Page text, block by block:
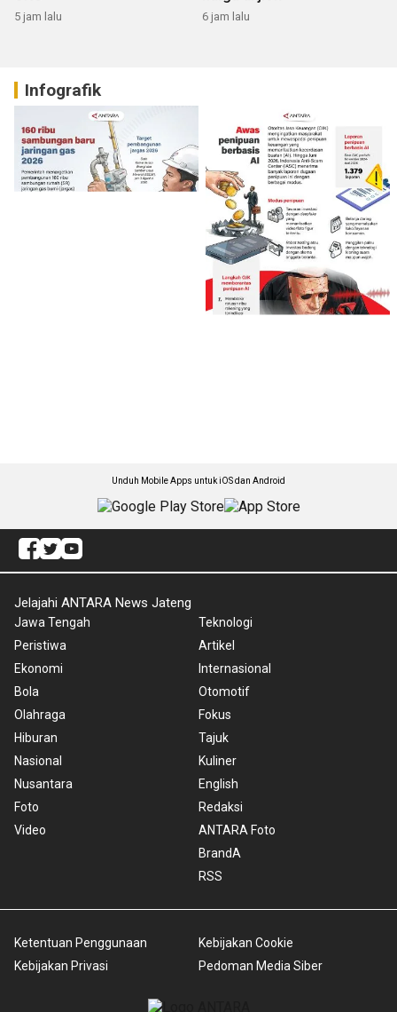
5 jam lalu 6 jam lalu
Infografik
Unduh Mobile Apps untuk iOS dan Android
Jelajahi ANTARA News Jateng
Jawa Tengah
Peristiwa
Ekonomi
Bola
Olahraga
Hiburan
Nasional
Nusantara
Foto
Video
Teknologi
Artikel
Internasional
Otomotif
Fokus
Tajuk
Kuliner
English
Redaksi
ANTARA Foto
BrandA
RSS
Ketentuan Penggunaan
Kebijakan Privasi
Kebijakan Cookie
Pedoman Media Siber